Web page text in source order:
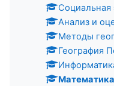
Социальная
Анализ и
Методы
География